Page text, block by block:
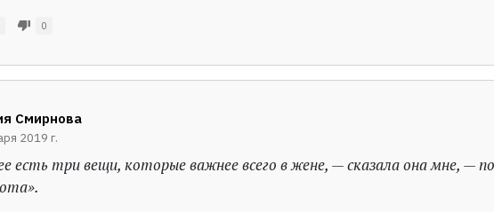
0
Смирнова
2019 г.
есть три вещи, которые важнее всего в жене, — сказала она мне, —